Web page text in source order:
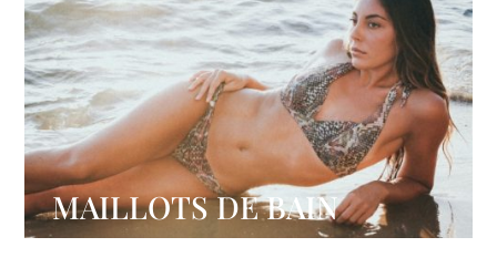
MAILLOTS DE BAIN